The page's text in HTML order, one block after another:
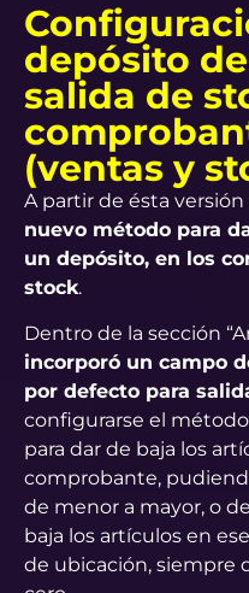
depósito
salida de
(ventas y
A partir de ésta
nuevo método para
un depósito, en los
stock.
Dentro de la sección
incorporó un campo
por defecto para
configurarse el
para dar de baja los
comprobante,
de menor a mayor, o
baja los artículos en
de ubicación, siempre